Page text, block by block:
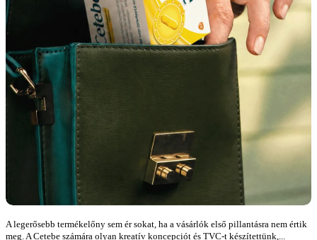
A legerősebb termékelőny sem ér sokat, ha a vásárlók első pillantásra nem értik
meg. A Cetebe számára olyan kreatív koncepciót és TVC-t készítettünk,...